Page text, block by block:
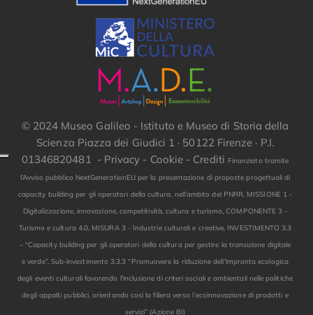
© 2024 Museo Galileo - Istituto e Museo di Storia della
Scienza Piazza dei Giudici 1 · 50122 Firenze · P.I.
01346820481 - Privacy - Cookie - Crediti Finanziato tramite
l’Avviso pubblico NextGenerationEU per la presentazione di proposte progettuali di
capacity building per gli operatori della cultura, nell’ambito del PNRR, MISSIONE 1 -
Digitalizzazione, innovazione, competitività, cultura e turismo, COMPONENTE 3 -
Turismo e cultura 4.0, MISURA 3 - Industrie culturali e creative, INVESTIMENTO 3.3
– “Capacity building per gli operatori della cultura per gestire la transizione digitale
e verde”, Sub-investimento 3.3.3 “Promuovere la riduzione dell'impronta ecologica
degli eventi culturali favorendo l'inclusione di criteri sociali e ambientali nelle politiche
degli appalti pubblici, orientando così la filiera verso l’ecoinnovazione di prodotti e
servizi” (Azione BI)